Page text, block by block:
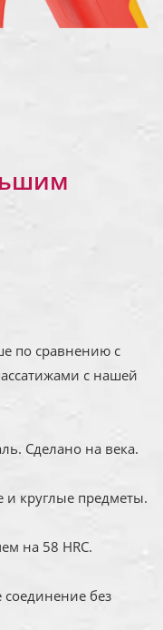
по сравнению с
с нашей
Сделано на века.
и круглые предметы.
на 58 HRC.
соединение без